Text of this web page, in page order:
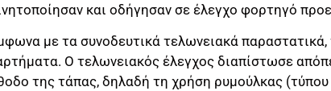
και οδήγησαν σε έλεγχο φορτηγό
με τα συνοδευτικά τελωνειακά
Ο τελωνειακός έλεγχος διαπίστωσε
της τάπας, δηλαδή τη χρήση ρυμούλκας